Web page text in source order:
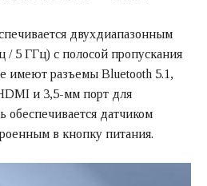
двухдиапазонным
5 ГГц) с полосой пропускания
имеют разъемы Bluetooth 5.1,
и 3,5-мм порт для
обеспечивается датчиком
в кнопку питания.